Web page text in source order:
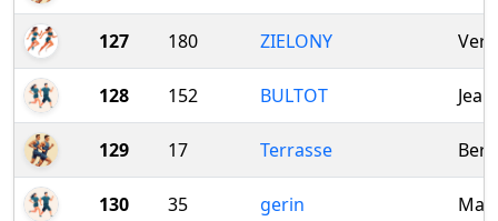
127 180 ZIELONY
128 152 BULTOT
129 17 Terrasse
130 35 gerin